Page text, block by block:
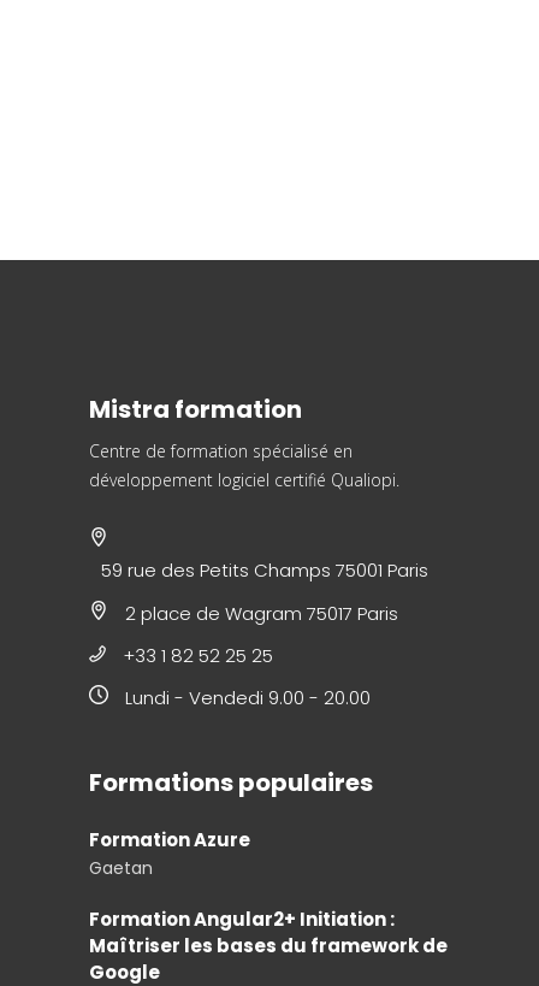
Mistra formation
Centre de formation spécialisé en
développement logiciel certifié Qualiopi.
59 rue des Petits Champs 75001 Paris
2 place de Wagram 75017 Paris
+33 1 82 52 25 25
Lundi - Vendedi 9.00 - 20.00
Formations populaires
Formation Azure
Gaetan
Formation Angular2+ Initiation :
Maîtriser les bases du framework de
Google